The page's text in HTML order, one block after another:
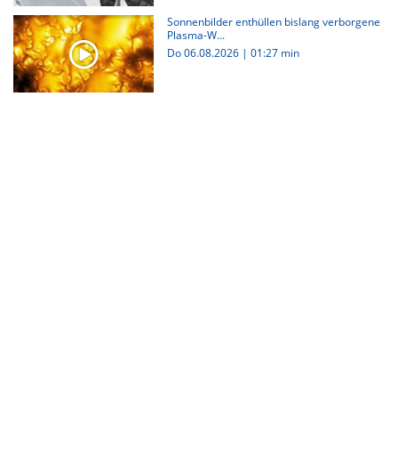
Sonnenbilder enthüllen bislang verborgene
Plasma-W...
Do 06.08.2026 | 01:27 min